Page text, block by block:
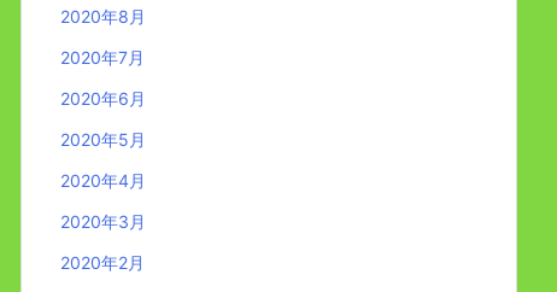
2020年8月
2020年7月
2020年6月
2020年5月
2020年4月
2020年3月
2020年2月